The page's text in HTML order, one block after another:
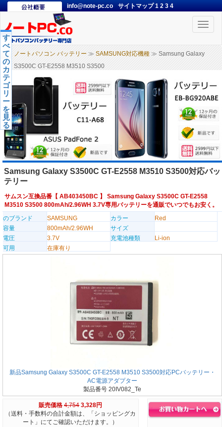
info@note-pc.co サイトマップ1 2 3 4
Toggle
ノートパソコン バッテリー ≫ SAMSUNG対応機種 ≫ Samsung Galaxy
S3500C GT-E2558 M3510 S3500
す
べ
て
の
カ
テ
ゴ
リ
ー
を
見
る
Samsung Galaxy S3500C GT-E2558 M3510 S3500対応バッ
テリー
サムスン互換品番【 AB403450BC 】 Samsung Galaxy S3500C GT-E2558
M3510 S3500 800mAh/2.96WH 3.7V専用バッテリーを通販でいつでもお安く。
のブランド
SAMSUNG カラー
Red
容量
800mAh/2.96WH
サイズ
電圧
3.7V 充電池種類
Li-ion
可用
在庫有り
新品Samsung Galaxy S3500C GT-E2558 M3510 S3500対応PCバッテリー・
AC電源アダプター
製品番号 20IV082_Te
販売価格 4,754 3,328円
（送料・手数料の合計金額は、「ショッピングカ
ート」にてご確認いただけます。）